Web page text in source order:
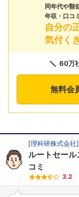
同年代や類
年収・口コ
自分の
気付く
60万
無料会
[理科研株式会社]
ルートセール
コミ
3.2